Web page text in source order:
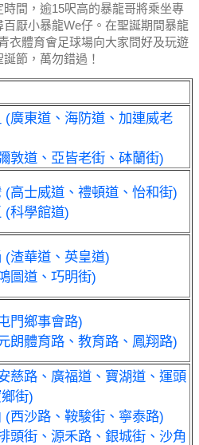
間，逾15呎高的暴龍哥將乘坐專
厭小暴龍We仔。在聖誕期間暴龍
衣體育會足球場向大家問好及玩遊
節，萬勿錯過！
(廣東道、海防道、加連威老
敦道、亞皆老街、砵蘭街)
(高士威道、禮頓道、怡和街)
(科學館道)
(渣華道、英皇道)
圖道、巧明街)
門鄉事會路)
朗體育路、教育路、鳳翔路)
慈路、廣福道、寶湖道、運頭
街)
(西沙路、鞍駿街、寧泰路)
頭街、源禾路、銀城街、沙角